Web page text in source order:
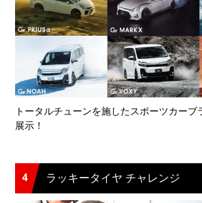
トータルチューンを施したスポーツカーブ
展示！
4 ラッキータイヤ チャレンジ